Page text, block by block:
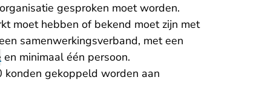
gesproken moet worden.
moet hebben of bekend moet zijn met
samenwerkingsverband, met een
en minimaal één persoon.
konden gekoppeld worden aan